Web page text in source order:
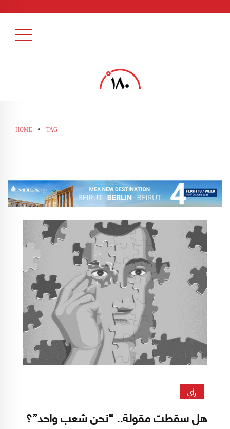
HOME TAG
رأي
هل سقطت مقولة.. “نحن شعب واحد”؟